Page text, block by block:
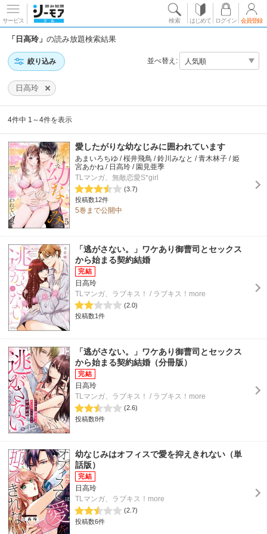
サービス 検索 はじめて ログイン 会員登録
「日高玲」の読み放題検索結果
絞り込み 並べ替え:
日高玲
4件中 1～4件を表示
愛したがりな幼なじみに囲われています
あまいろちゆ / 桜井飛鳥 / 鈴川みなと / 青木林子 / 姫
宮あかね / 日高玲 / 園見亜季
TLマンガ、無敵恋愛S*girl
(3.7)
投稿数12件
5巻まで公開中
「逃がさない。」ワケあり御曹司とセックス
から始まる契約結婚
日高玲
TLマンガ、ラブキス！ / ラブキス！more
(2.0)
投稿数1件
「逃がさない。」ワケあり御曹司とセックス
から始まる契約結婚（分冊版）
日高玲
TLマンガ、ラブキス！ / ラブキス！more
(2.6)
投稿数8件
幼なじみはオフィスで愛を抑えきれない（単
話版）
日高玲
TLマンガ、ラブキス！more
(2.7)
投稿数6件